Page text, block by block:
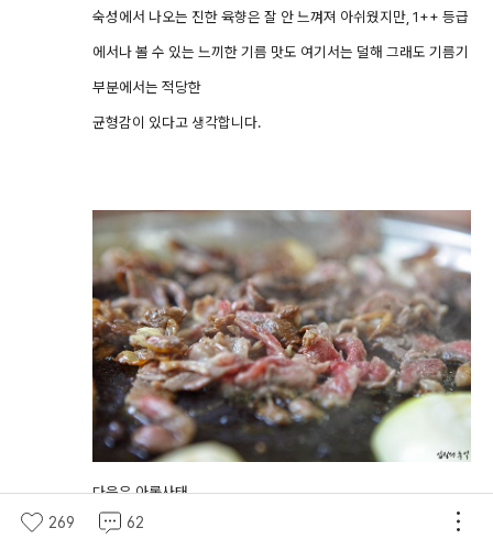
숙성에서 나오는 진한 육향은 잘 안 느껴져 아쉬웠지만, 1++ 등급
에서나 볼 수 있는 느끼한 기름 맛도 여기서는 덜해 그래도 기름기
부분에서는 적당한
균형감이 있다고 생각합니다.
다음은 아롱사태.
일반적으로 아롱사태는 안심과 같은 기다란 형태의 근육으로 뒷
269 62